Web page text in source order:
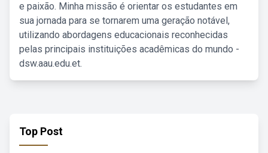
e paixão. Minha missão é orientar os estudantes em
sua jornada para se tornarem uma geração notável,
utilizando abordagens educacionais reconhecidas
pelas principais instituições acadêmicas do mundo -
dsw.aau.edu.et.
Top Post